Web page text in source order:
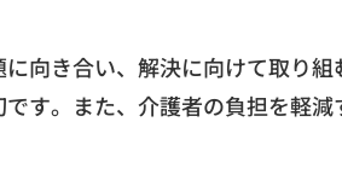
向き合い、解決に向けて取り
す。また、介護者の負担を軽